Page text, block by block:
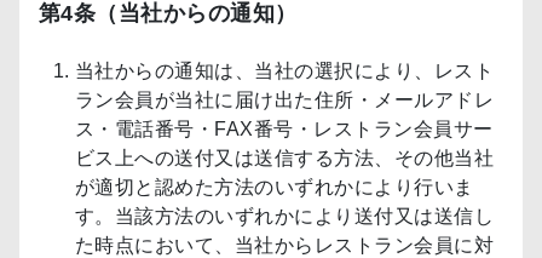
第4条（当社からの通知）
当社からの通知は、当社の選択により、レスト
ラン会員が当社に届け出た住所・メールアドレ
ス・電話番号・FAX番号・レストラン会員サー
ビス上への送付又は送信する方法、その他当社
が適切と認めた方法のいずれかにより行いま
す。当該方法のいずれかにより送付又は送信し
た時点において、当社からレストラン会員に対